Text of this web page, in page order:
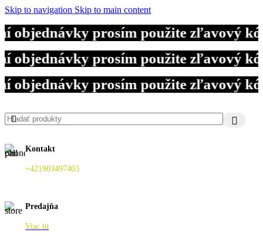
Skip to navigation Skip to main content
prosím použite zľavový
prosím použite zľavový
prosím použite zľavový
Kontakt
+421903497403
Predajňa
Viac tu